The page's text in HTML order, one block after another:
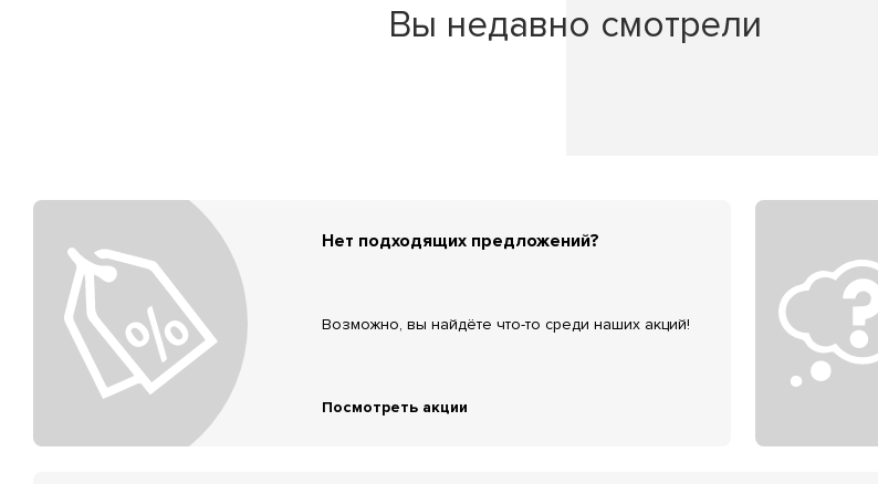
Вы недавно смотрели
Нет подходящих предложений?
Возможно, вы найдёте что-то среди наших акций!
Посмотреть акции